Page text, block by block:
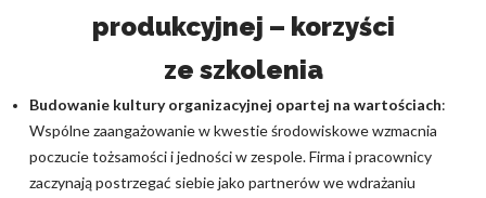
produkcyjnej – korzyści
ze szkolenia
Budowanie kultury organizacyjnej opartej na wartościach:
Wspólne zaangażowanie w kwestie środowiskowe wzmacnia
poczucie tożsamości i jedności w zespole. Firma i pracownicy
zaczynają postrzegać siebie jako partnerów we wdrażaniu